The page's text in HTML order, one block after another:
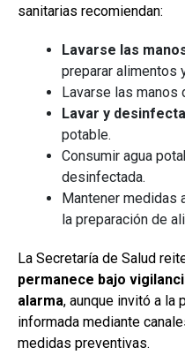
sanitarias recomiendan:
Lavarse las
preparar alimentos
Lavarse las manos
Lavar y
potable.
Consumir agua
desinfectada.
Mantener medidas
la preparación de
La Secretaría de Salud
permanece bajo
alarma, aunque invitó a la
informada mediante
medidas preventivas.